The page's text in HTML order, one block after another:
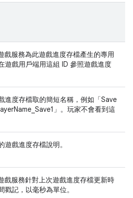
戲服務為此遊戲進度存檔產生的專用
遊戲用戶端用這組 ID 參照遊戲進度
進度存檔取的簡短名稱，例如「Save
」。玩家不會看到這
遊戲進度存檔說明。
戲服務針對上次遊戲進度存檔更新時
戳記，以毫秒為單位。